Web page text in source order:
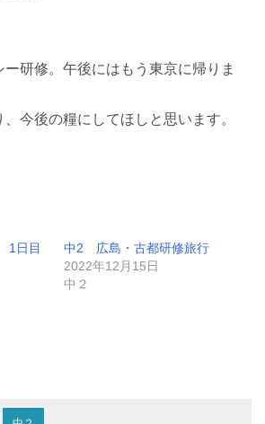
研修。午後にはもう東京に帰りま
今後の糧にしてほしと思います。
1日目
中2 広島・古都研修旅行
2022年12月15日
中２